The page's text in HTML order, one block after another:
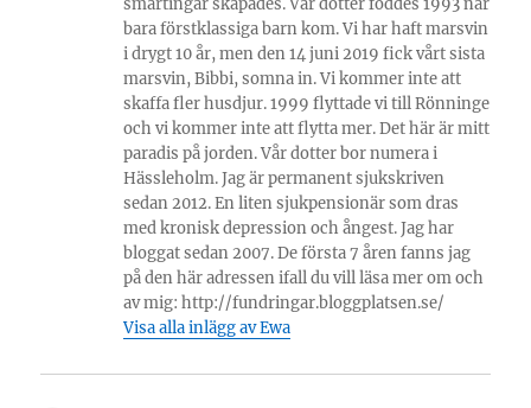
smartingar skapades. Vår dotter föddes 1993 när
bara förstklassiga barn kom. Vi har haft marsvin
i drygt 10 år, men den 14 juni 2019 fick vårt sista
marsvin, Bibbi, somna in. Vi kommer inte att
skaffa fler husdjur. 1999 flyttade vi till Rönninge
och vi kommer inte att flytta mer. Det här är mitt
paradis på jorden. Vår dotter bor numera i
Hässleholm. Jag är permanent sjukskriven
sedan 2012. En liten sjukpensionär som dras
med kronisk depression och ångest. Jag har
bloggat sedan 2007. De första 7 åren fanns jag
på den här adressen ifall du vill läsa mer om och
av mig: http://fundringar.bloggplatsen.se/
Visa alla inlägg av Ewa